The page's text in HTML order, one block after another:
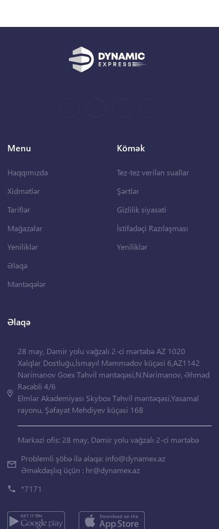
Menu
Haqqımızda
Xidmətlər
Tariflər
Mağazalar
Yeniliklər
Əlaqə
Məntəqələr
Kömək
Tez-tez verilən suallar
Şərtlər
Gizlilik siyasəti
İstifadəçi Razılaşması
Yeniliklər
Əlaqə
28 may, Dəmir yolu vağzalı 2-ci mərtəbə AZ 1020
Xalqlar Dostluğu,İsmayıl Məmmədov küçəsi 6,AZ1142
Nərimanov Goex Təhvil məntəqəsi,N.Nərimanov, Əhməd
Rəcəbli 4/6
Elmlər Akademiyası Skybox Təhvil məntəqəsi,Yasamal
rayonu, Şəfayət Mehdiyev küçəsi 16B
Mərkəzi ofis: 28 may, Dəmir yolu vağzalı 2-ci mərtəbə
Problemli şöbə ilə əlaqə: info@dynamex.az
Əməkdaşlıq üçün : hr@dynamex.az
*7171